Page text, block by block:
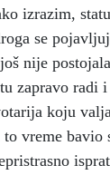
izrazim,
se
nije
zapravo radi
koju
vreme bavio